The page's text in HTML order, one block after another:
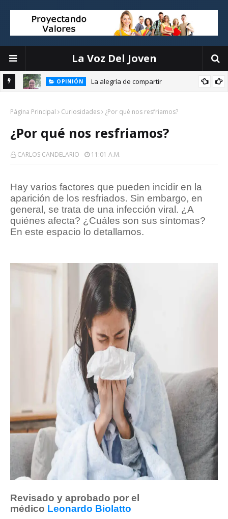
La Voz Del Joven
OPINIÓN
La alegría de compartir
Página Principal Curiosidades ¿Por qué nos resfriamos?
¿Por qué nos resfriamos?
CARLOS CANDELARIO 11:01 A.m.
Hay varios factores que pueden incidir en la
aparición de los resfriados. Sin embargo, en
general, se trata de una infección viral. ¿A
quiénes afecta? ¿Cuáles son sus síntomas?
En este espacio lo detallamos.
Revisado y aprobado por el
médico Leonardo Biolatto